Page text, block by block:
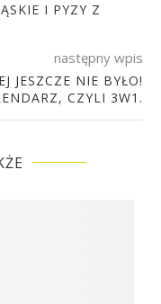
I PYZY Z
następny wpis
JESZCZE NIE BYŁO!
CZYLI 3W1.